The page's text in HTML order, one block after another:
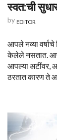
स्वत:ची
by EDITOR
आपले नव्या
केलेले नसतात.
आपल्या अटींवर,
ठरतात कारण ते